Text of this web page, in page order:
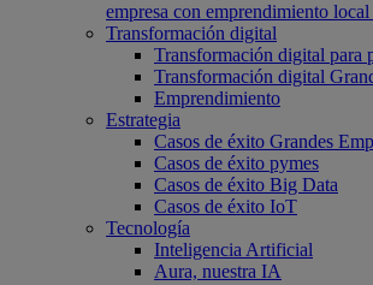
empresa con emprendimiento local
Transformación digital
Transformación digital para
Transformación digital
Emprendimiento
Estrategia
Casos de éxito Grandes
Casos de éxito pymes
Casos de éxito Big Data
Casos de éxito IoT
Tecnología
Inteligencia Artificial
Aura, nuestra IA